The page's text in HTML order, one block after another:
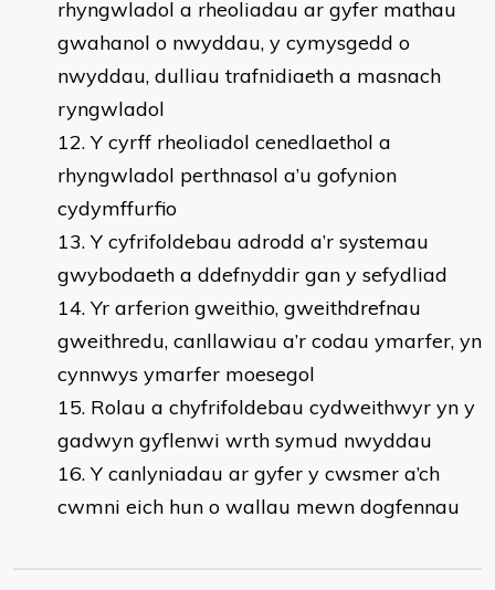
rhyngwladol a rheoliadau ar gyfer mathau
gwahanol o nwyddau, y cymysgedd o
nwyddau, dulliau trafnidiaeth a masnach
ryngwladol
Y cyrff rheoliadol cenedlaethol a
rhyngwladol perthnasol a’u gofynion
cydymffurfio
Y cyfrifoldebau adrodd a’r systemau
gwybodaeth a ddefnyddir gan y sefydliad
Yr arferion gweithio, gweithdrefnau
gweithredu, canllawiau a’r codau ymarfer, yn
cynnwys ymarfer moesegol
Rolau a chyfrifoldebau cydweithwyr yn y
gadwyn gyflenwi wrth symud nwyddau
Y canlyniadau ar gyfer y cwsmer a’ch
cwmni eich hun o wallau mewn dogfennau